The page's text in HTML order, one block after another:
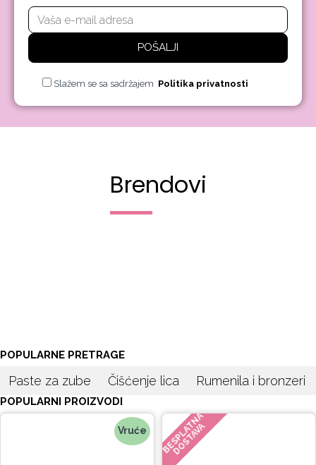
POŠALJI
Slažem se sa sadržajem Politika privatnosti
Brendovi
POPULARNE PRETRAGE
Paste za zube Čišćenje lica Rumenila i bronzeri
POPULARNI PROIZVODI
Vruće BESPLATNA
DOSTAVA